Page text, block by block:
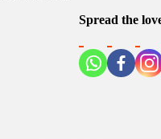
Spread the